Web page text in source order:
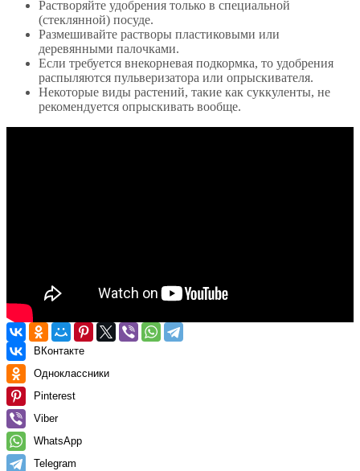
Растворяйте удобрения только в специальной
(стеклянной) посуде.
Размешивайте растворы пластиковыми или
деревянными палочками.
Если требуется внекорневая подкормка, то удобрения
распыляются пульверизатора или опрыскивателя.
Некоторые виды растений, такие как суккуленты, не
рекомендуется опрыскивать вообще.
ВКонтакте
Одноклассники
Pinterest
Viber
WhatsApp
Telegram